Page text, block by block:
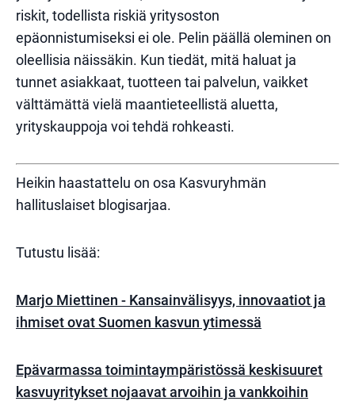
riskit, todellista riskiä yritysoston
epäonnistumiseksi ei ole. Pelin päällä oleminen on
oleellisia näissäkin. Kun tiedät, mitä haluat ja
tunnet asiakkaat, tuotteen tai palvelun, vaikket
välttämättä vielä maantieteellistä aluetta,
yrityskauppoja voi tehdä rohkeasti.
Heikin haastattelu on osa Kasvuryhmän
hallituslaiset blogisarjaa.
Tutustu lisää:
Marjo Miettinen - Kansainvälisyys, innovaatiot ja
ihmiset ovat Suomen kasvun ytimessä
Epävarmassa toimintaympäristössä keskisuuret
kasvuyritykset nojaavat arvoihin ja vankkoihin